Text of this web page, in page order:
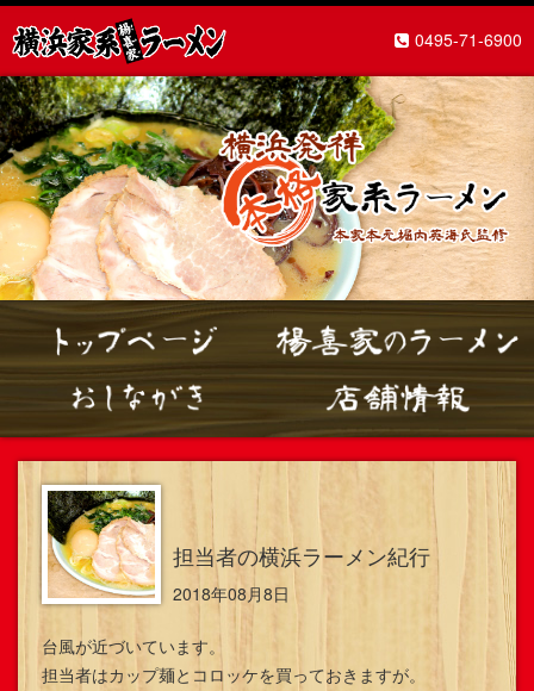
0495-71-6900
担当者の横浜ラーメン紀行
2018年08月8日
台風が近づいています。
担当者はカップ麺とコロッケを買っておきますが。